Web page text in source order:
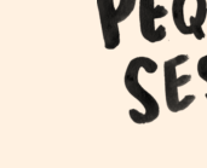
PAVILHÃO
BLOCO
INFÂNCIAS